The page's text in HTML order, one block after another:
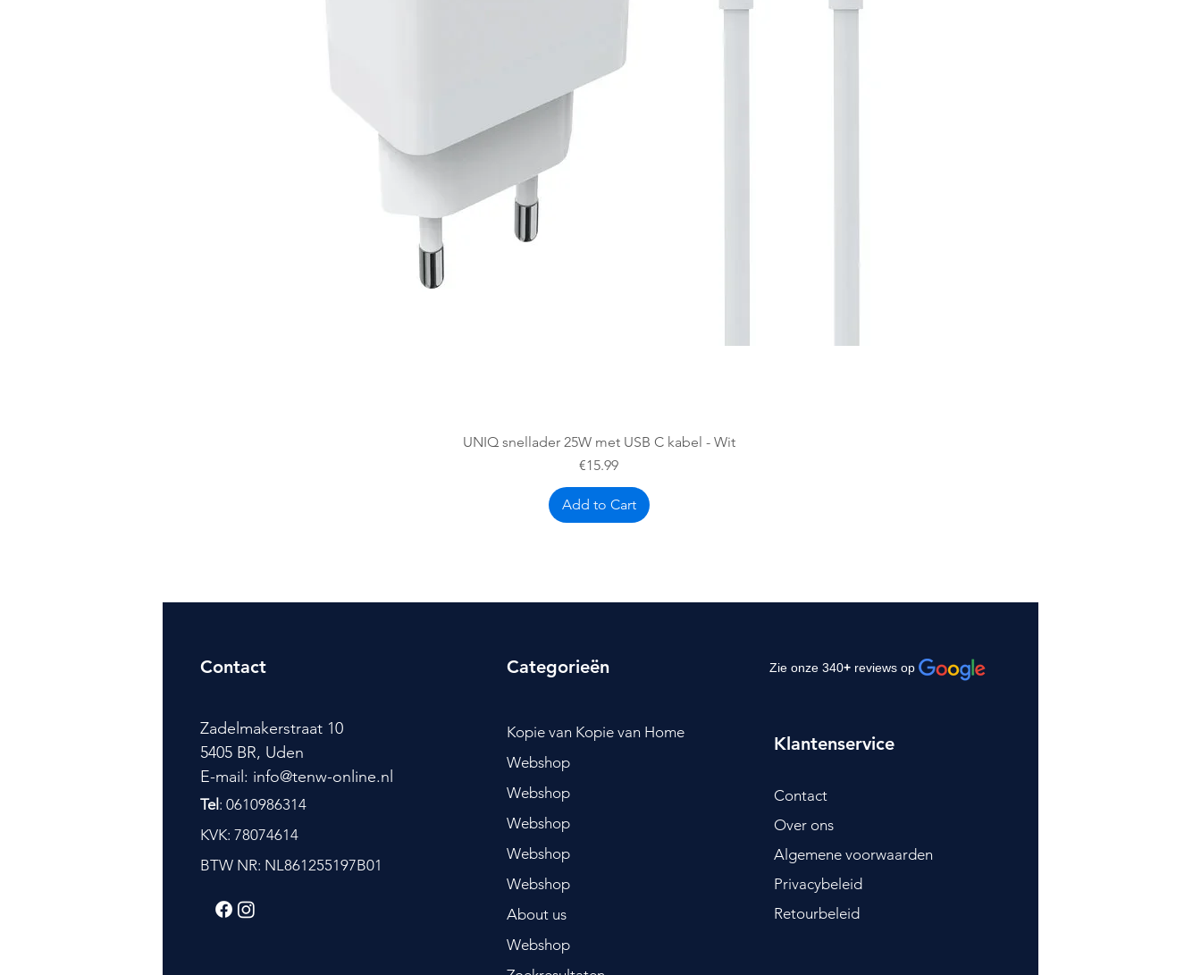
Quick View
UNIQ snellader 25W met USB C kabel - Wit
Price
€15.99
Add to Cart
Contact
Zadelmakerstraat 10
5405 BR, Uden
E-mail: info@tenw-online.nl
Tel : 0610986314
KVK: 78074614
BTW NR: NL861255197B01
Categorieën
Kopie van Kopie van Home
Webshop
Webshop
Webshop
Webshop
Webshop
About us
Webshop
Zie onze 340+ reviews op
Klantenservice
Contact
Over ons
Algemene voorwaarden
Privacybeleid
Retourbeleid